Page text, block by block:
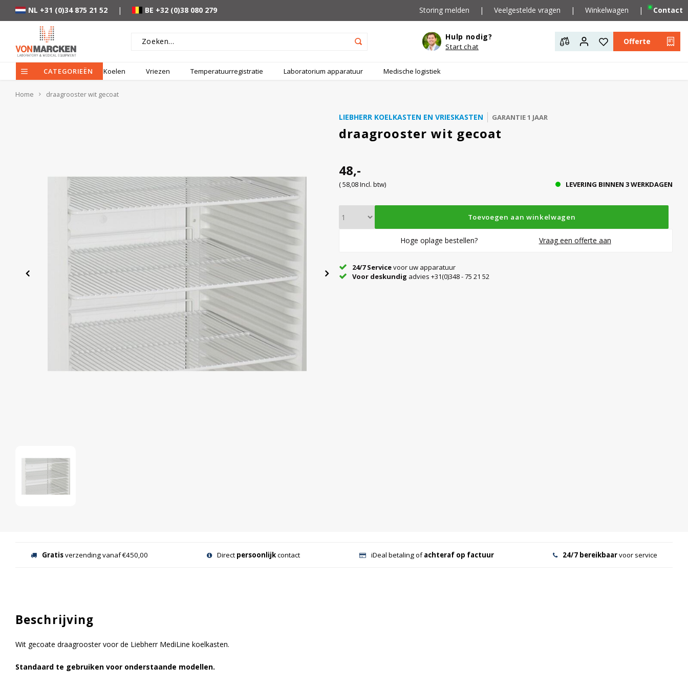
NL +31 (0)34 875 21 52 | BE +32 (0)38 080 279 Storing melden | Veelgestelde vragen | Winkelwagen | Contact
Hulp nodig?
Start chat
Offerte
CATEGORIEËN Koelen Vriezen Temperatuurregistratie Laboratorium apparatuur Medische logistiek
Home draagrooster wit gecoat
LIEBHERR KOELKASTEN EN VRIESKASTEN GARANTIE 1 JAAR
draagrooster wit gecoat
48,-
( 58,08 Incl. btw) LEVERING BINNEN 3 WERKDAGEN
Toevoegen aan winkelwagen
Hoge oplage bestellen? Vraag een offerte aan
24/7 Servicevoor uw apparatuur
Voor deskundig advies +31(0)348 - 75 21 52
Gratisverzending vanaf €450,00 Direct persoonlijkcontact iDeal betaling ofachteraf op factuur 24/7 bereikbaarvoor service
Beschrijving
Wit gecoate draagrooster voor de Liebherr MediLine koelkasten.
Standaard te gebruiken voor onderstaande modellen.